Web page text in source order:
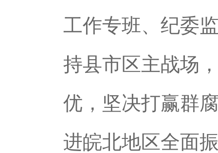
工作专班、纪委
持县市区主战场
优，坚决打赢群
进皖北地区全面